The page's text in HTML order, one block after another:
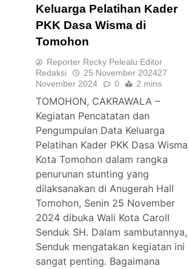
Keluarga Pelatihan Kader
PKK Dasa Wisma di
Tomohon
Reporter Recky Pelealu Editor
Redaksi
25 November 202427
November 2024
0 2 mins
TOMOHON, CAKRAWALA –
Kegiatan Pencatatan dan
Pengumpulan Data Keluarga
Pelatihan Kader PKK Dasa Wisma
Kota Tomohon dalam rangka
penurunan stunting yang
dilaksanakan di Anugerah Hall
Tomohon, Senin 25 November
2024 dibuka Wali Kota Caroll
Senduk SH. Dalam sambutannya,
Senduk mengatakan kegiatan ini
sangat penting. Bagaimana